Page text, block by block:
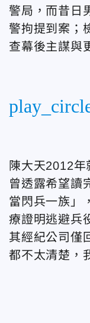
警局，而昔日
警拘提到案；
查幕後主謀與
陳大天2012年
曾透露希望讀
當閃兵一族」
療證明逃避兵
其經紀公司僅
都不太清楚，